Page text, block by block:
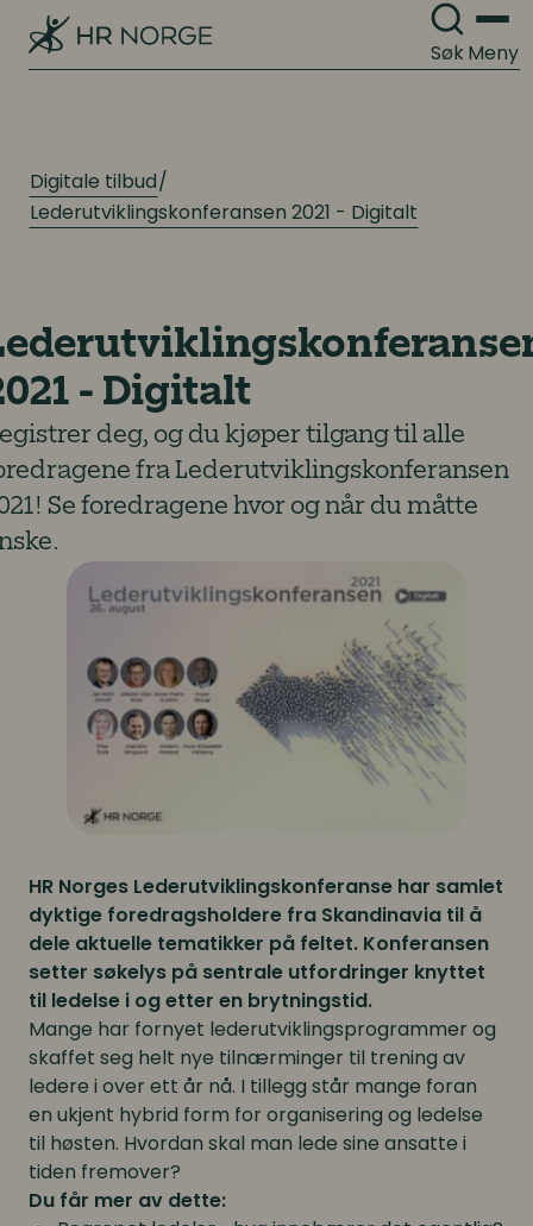
SøkMeny
Digitale tilbud
Lederutviklingskonferansen 2021 - Digitalt
- Digitalt
deg, og du kjøper tilgang til alle
fra Lederutviklingskonferansen
Se foredragene hvor og når du måtte
HR Norges Lederutviklingskonferanse har samlet
dyktige foredragsholdere fra Skandinavia til å
dele aktuelle tematikker på feltet. Konferansen
setter søkelys på sentrale utfordringer knyttet
til ledelse i og etter en brytningstid.
Mange har fornyet lederutviklingsprogrammer og
skaffet seg helt nye tilnærminger til trening av
ledere i over ett år nå. I tillegg står mange foran
en ukjent hybrid form for organisering og ledelse
til høsten. Hvordan skal man lede sine ansatte i
tiden fremover?
Du får mer av dette: